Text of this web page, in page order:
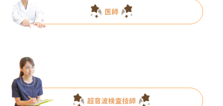
医師
超音波検査技師